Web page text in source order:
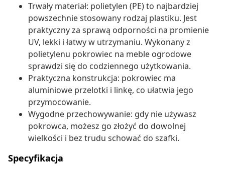
Trwały materiał: polietylen (PE) to najbardziej
powszechnie stosowany rodzaj plastiku. Jest
praktyczny za sprawą odporności na promienie
UV, lekki i łatwy w utrzymaniu. Wykonany z
polietylenu pokrowiec na meble ogrodowe
sprawdzi się do codziennego użytkowania.
Praktyczna konstrukcja: pokrowiec ma
aluminiowe przelotki i linkę, co ułatwia jego
przymocowanie.
Wygodne przechowywanie: gdy nie używasz
pokrowca, możesz go złożyć do dowolnej
wielkości i bez trudu schować do szafki.
Specyfikacja